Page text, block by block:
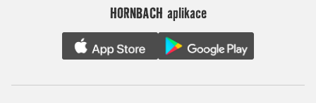
HORNBACH aplikace